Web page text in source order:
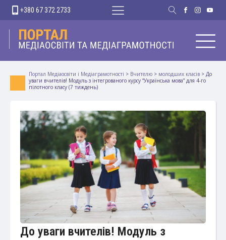
+380 67 372 2733
Портал Медіаосвіти і Медіаграмотності > Вчителю > молодших класів > До
уваги вчителів! Модуль з інтегрованого курсу “Українська мова” для 4-го
пілотного класу (7 тиждень)
До уваги вчителів! Модуль з